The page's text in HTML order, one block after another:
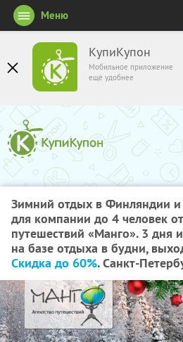
КупиКупон
Мобильное приложение
ещё удобнее
Меню
Зимний отдых в Финляндии и
для компании до 4 человек от
путешествий «Манго». 3 дня
на базе отдыха в будни,
Скидка до 60%. Санкт-